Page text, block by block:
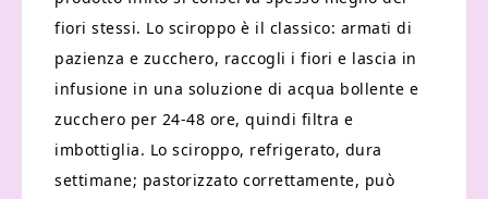
fiori stessi. Lo sciroppo è il classico: armati di
pazienza e zucchero, raccogli i fiori e lascia in
infusione in una soluzione di acqua bollente e
zucchero per 24-48 ore, quindi filtra e
imbottiglia. Lo sciroppo, refrigerato, dura
settimane; pastorizzato correttamente, può